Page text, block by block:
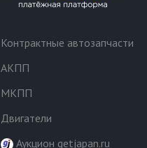
Контрактные автозапчасти
АКПП
МКПП
Двигатели
Аукцион getjapan.ru